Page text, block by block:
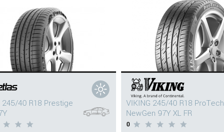
245/40 R18 Prestige
VIKING 245/40 R18 ProTech
NewGen 97Y XL FR
0